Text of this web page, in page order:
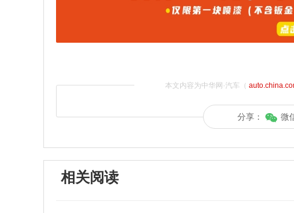
本文内容为中华网·汽车（
分享： 微
相关阅读